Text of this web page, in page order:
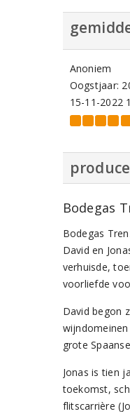
Anoniem
Oogstjaar:
15-11-2022
Bodegas
Bodegas
David en
verhuisde,
voorliefde
David begon
grote
Jonas is tien
toekomst,
flitscarrière